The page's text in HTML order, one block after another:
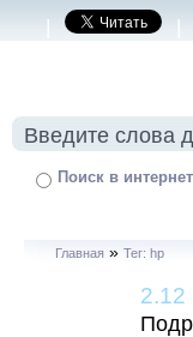
| |
Поиск в
Главная » Тег: hp
2.12